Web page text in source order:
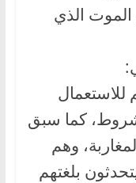
الموت الذي
للاستعمال
كما سبق
وهم
بلغتهم